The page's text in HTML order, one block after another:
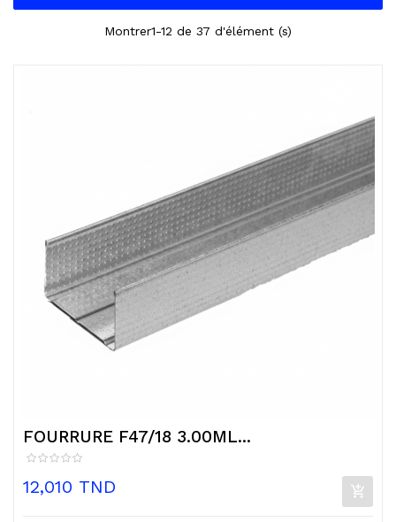
Montrer1-12 de 37 d'élément (s)
FOURRURE F47/18 3.00ML...
Prix
12,010 TND